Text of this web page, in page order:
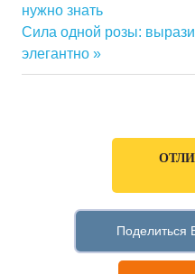
Навигация
по
Post:
нужно знать
Next
Post:
Сила одной розы:
элегантно